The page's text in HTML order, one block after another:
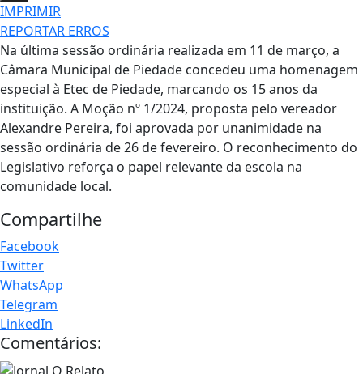
IMPRIMIR
REPORTAR ERROS
Na última sessão ordinária realizada em 11 de março, a
Câmara Municipal de Piedade concedeu uma homenagem
especial à Etec de Piedade, marcando os 15 anos da
instituição. A Moção nº 1/2024, proposta pelo vereador
Alexandre Pereira, foi aprovada por unanimidade na
sessão ordinária de 26 de fevereiro. O reconhecimento do
Legislativo reforça o papel relevante da escola na
comunidade local.
Compartilhe
Facebook
Twitter
WhatsApp
Telegram
LinkedIn
Comentários: